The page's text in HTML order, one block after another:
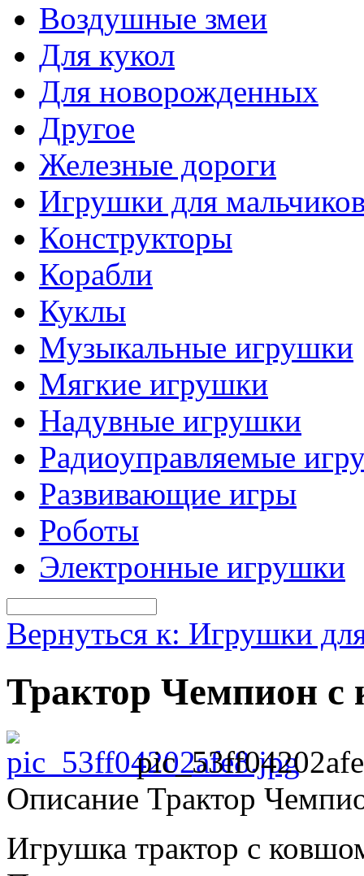
Воздушные змеи
Для кукол
Для новорожденных
Другое
Железные дороги
Игрушки для
Конструкторы
Корабли
Куклы
Музыкальные игрушки
Мягкие игрушки
Надувные игрушки
Радиоуправляемые
Развивающие игры
Роботы
Электронные игрушки
Вернуться к: Игрушки
Трактор Чемпион с
Описание Трактор
Игрушка трактор с